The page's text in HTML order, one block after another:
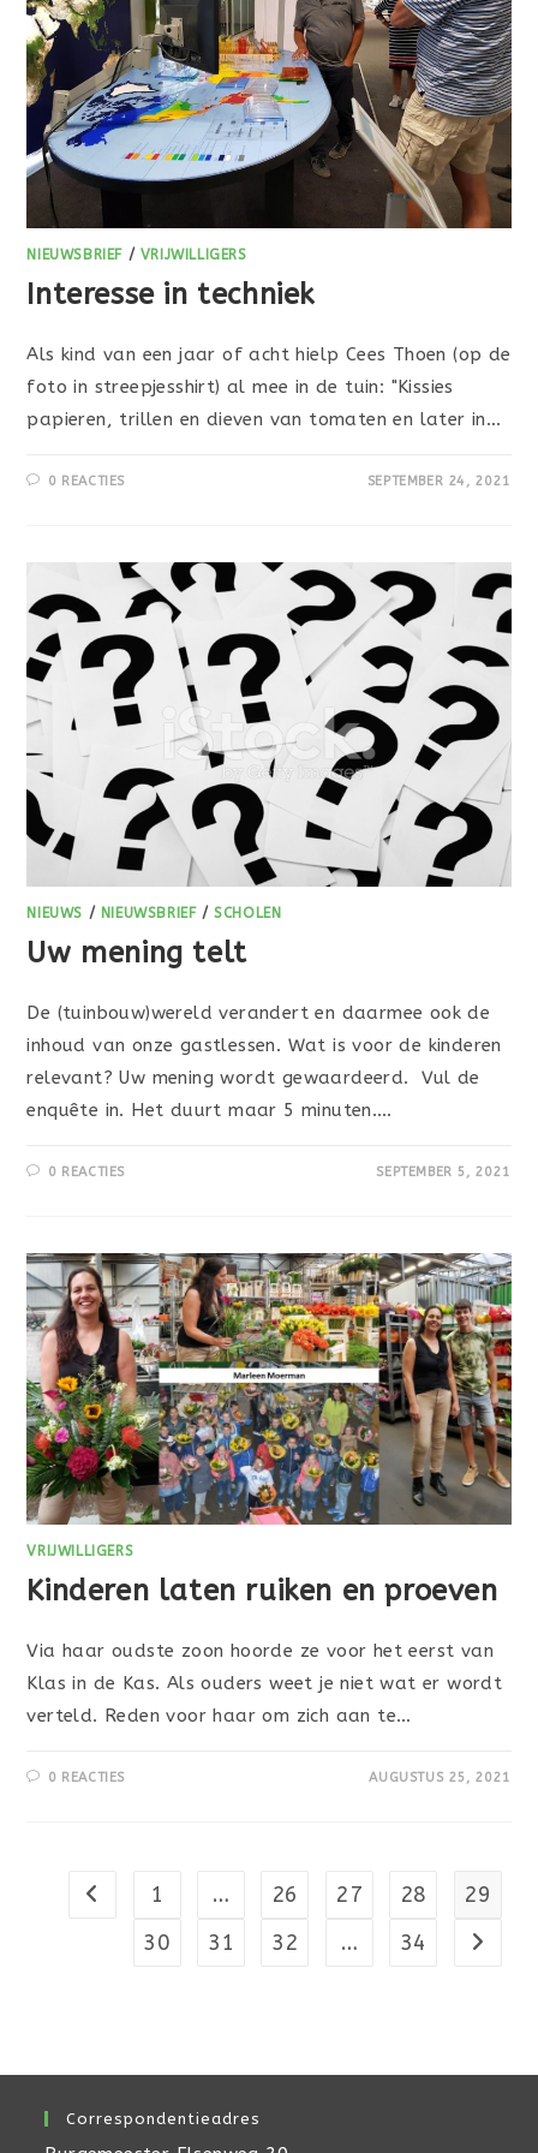
NIEUWSBRIEF / VRIJWILLIGERS
Interesse in techniek
Als kind van een jaar of acht hielp Cees Thoen (op de
foto in streepjesshirt) al mee in de tuin: "Kissies
papieren, trillen en dieven van tomaten en later in…
0 REACTIES SEPTEMBER 24, 2021
NIEUWS / NIEUWSBRIEF/SCHOLEN
Uw mening telt
De (tuinbouw)wereld verandert en daarmee ook de
inhoud van onze gastlessen. Wat is voor de kinderen
relevant? Uw mening wordt gewaardeerd. Vul de
enquête in. Het duurt maar 5 minuten.…
0 REACTIES SEPTEMBER 5, 2021
VRIJWILLIGERS
Kinderen laten ruiken en proeven
Via haar oudste zoon hoorde ze voor het eerst van
Klas in de Kas. Als ouders weet je niet wat er wordt
verteld. Reden voor haar om zich aan te…
0 REACTIES AUGUSTUS 25, 2021
Naar vorige pagina
1 … 26 27 28
29
30
31 32 … 34 Naar
Correspondentieadres